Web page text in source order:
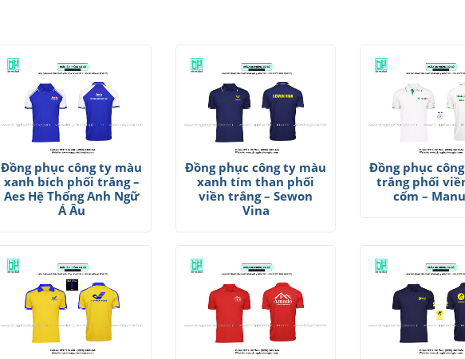
Đồng phục công ty màu
xanh bích phối trắng –
Aes Hệ Thống Anh Ngữ
Á Âu
Đồng phục công ty màu
xanh tím than phối
viền trắng – Sewon
Vina
Đồng phục
trắng phối
cốm –